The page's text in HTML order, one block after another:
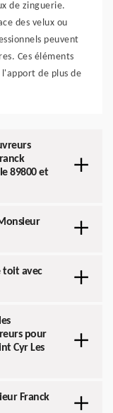
de zinguerie.
des velux ou
peuvent
Ces éléments
de plus de
89800 et
toit avec
pour
Cyr Les
Franck